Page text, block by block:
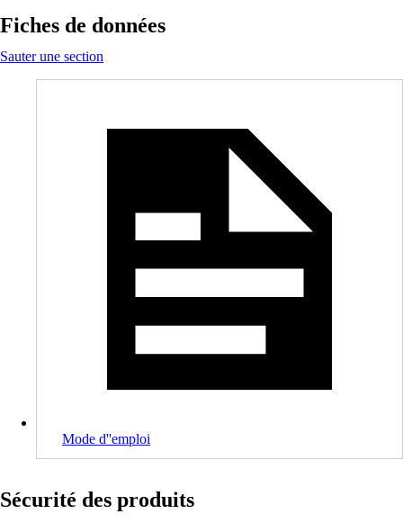
Fiches de données
Sauter une section
Mode d''emploi
Sécurité des produits